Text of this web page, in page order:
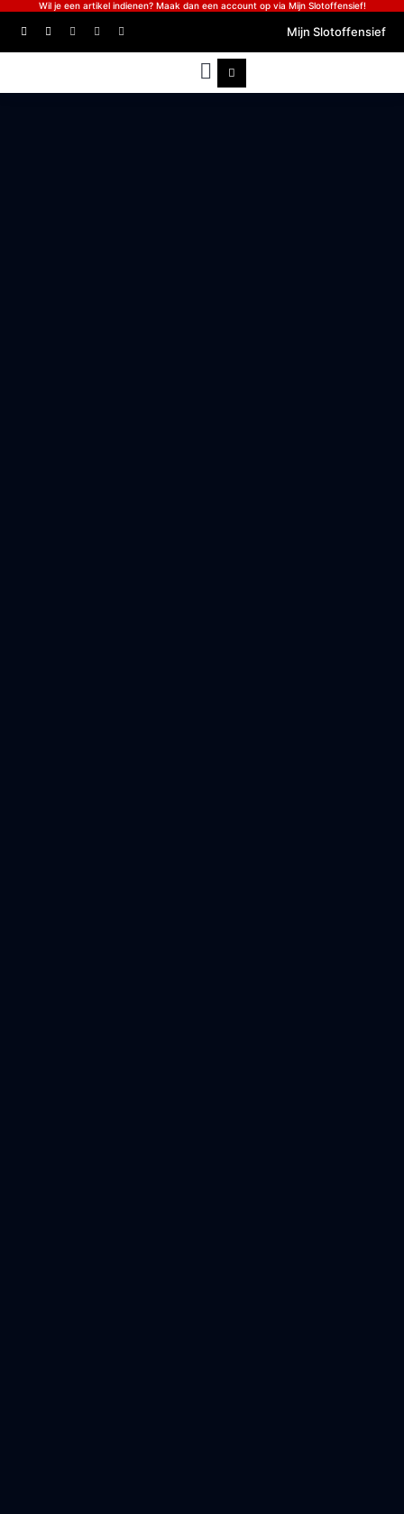
Wil je een artikel indienen? Maak dan een account op via Mijn Slotoffensief!
Mijn Slotoffensief